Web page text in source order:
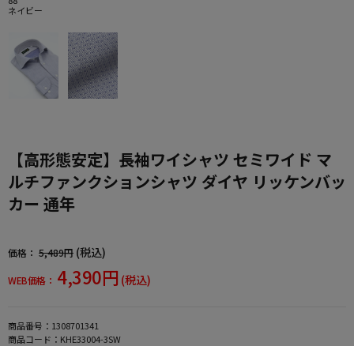
ネイビー
【高形態安定】長袖ワイシャツ セミワイド マ
ルチファンクションシャツ ダイヤ リッケンバッ
カー 通年
価格： 5,489円 (税込)
WEB価格： 4,390円 (税込)
商品番号： 1308701341
商品コード： KHE33004-3SW